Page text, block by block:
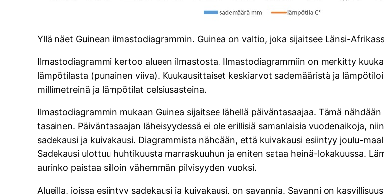
Yllä näet Guinean ilmastodiagrammin. Guinea on valtio, joka sijaitsee Länsi-
Ilmastodiagrammi kertoo alueen ilmastosta. Ilmastodiagrammiin on merkitty
lämpötilasta (punainen viiva). Kuukausittaiset keskiarvot sademääristä ja
millimetreinä ja lämpötilat celsiusasteina.
Ilmastodiagrammin mukaan Guinea sijaitsee lähellä päiväntasaajaa. Tämä
tasainen. Päiväntasaajan läheisyydessä ei ole erillisiä samanlaisia vuodenaikoja,
sadekausi ja kuivakausi. Diagrammista nähdään, että kuivakausi esiintyy joulu-
Sadekausi ulottuu huhtikuusta marraskuuhun ja eniten sataa heinä-lokakuussa.
aurinko paistaa silloin vähemmän pilvisyyden vuoksi.
Alueilla, joissa esiintyy sadekausi ja kuivakausi, on savannia. Savanni on